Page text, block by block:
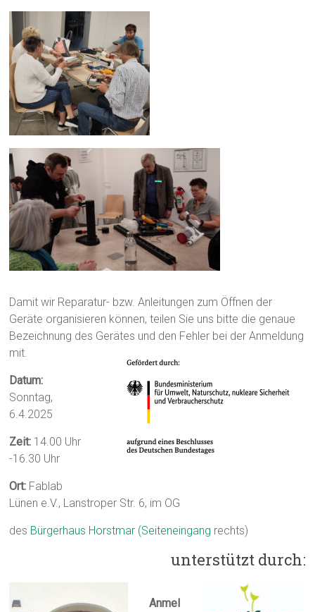
Damit wir Reparatur- bzw. Anleitungen zum Öffnen der
Geräte organisieren können, teilen Sie uns bitte die genaue
Bezeichnung des Gerätes und den Fehler bei der Anmeldung
mit.
Datum:
Sonntag,
6.4.2025
Zeit: 14.00 Uhr
-16.30 Uhr
Ort: Fablab
Lünen e.V., Lanstroper Str. 6, im OG
des Bürgerhaus Horstmar (Seiteneingang rechts)
unterstützt durch:
Anmel